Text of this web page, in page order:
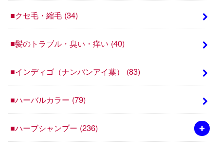
■クセ毛・縮毛 (34)
■髪のトラブル・臭い・痒い (40)
■インディゴ（ナンバンアイ葉） (83)
■ハーバルカラー (79)
■ハーブシャンプー (236)